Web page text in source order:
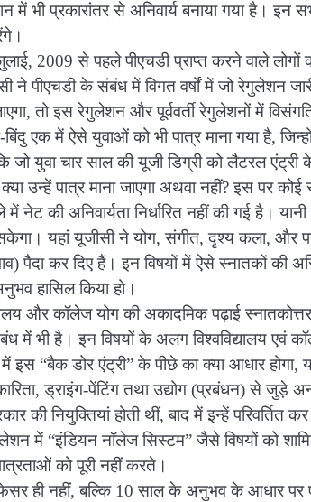
में भी प्रकारांतर से अनिवार्य बनाया गया है।
2009 से पहले पीएचडी प्राप्त करने वाले लोगों
ने पीएचडी के संबंध में विगत वर्षों में जो रेगुलेशन
तो इस रेगुलेशन और पूर्ववर्ती रेगुलेशनों में
एक में ऐसे युवाओं को भी पात्र माना गया है,
जो युवा चार साल की यूजी डिग्री को लैटरल
उन्हें पात्र माना जाएगा अथवा नहीं? इस पर कोई
नेट की अनिवार्यता निर्धारित नहीं की गई है।
यहां यूजीसी ने योग, संगीत, दृश्य कला, और
पैदा कर दिए हैं। इन विषयों में ऐसे स्नातकों की
हासिल किया हो।
और कॉलेज योग की अकादमिक पढ़ाई
भी है। इन विषयों के अलग विश्वविद्यालय एवं
इस “बैक डोर एंट्री” के पीछे का क्या आधार होगा,
ड्राइंग-पेंटिंग तथा उद्योग (प्रबंधन) से जुड़े
की नियुक्तियां होती थीं, बाद में इन्हें
में “इंडियन नॉलेज सिस्टम” जैसे विषयों को
को पूरी नहीं करते।
ही नहीं, बल्कि 10 साल के अनुभव के आधार